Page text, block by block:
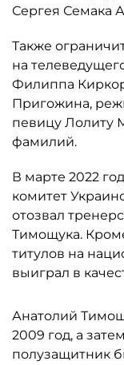
Сергея Семака
Также
на
Филиппа
Пригожина,
певицу Лолиту
фамилий.
В марте 2022
комитет
отозвал
Тимощука.
титулов на
выиграл в
Анатолий
2009 год, а
полузащитник